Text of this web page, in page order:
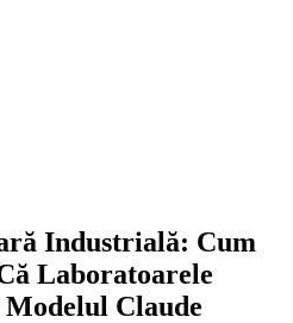
Industrială: Cum
Laboratoarele
Claude